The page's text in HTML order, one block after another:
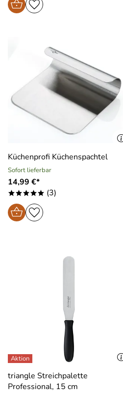
Küchenprofi Küchenspachtel
Sofort lieferbar
14,99 €*
***** (3)
triangle Streichpalette
Professional, 15 cm